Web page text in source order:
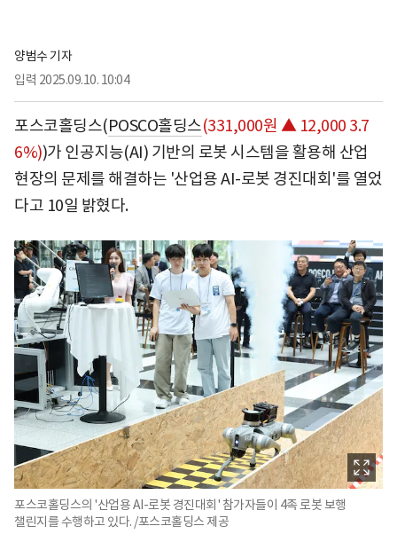
양범수 기자
입력 2025.09.10. 10:04
포스코홀딩스(POSCO홀딩스(331,000원 ▲ 12,000 3.7
6%))가 인공지능(AI) 기반의 로봇 시스템을 활용해 산업
현장의 문제를 해결하는 '산업용 AI-로봇 경진대회'를 열었
다고 10일 밝혔다.
포스코홀딩스의 '산업용 AI-로봇 경진대회' 참가자들이 4족 로봇 보행
챌린지를 수행하고 있다. /포스코홀딩스 제공